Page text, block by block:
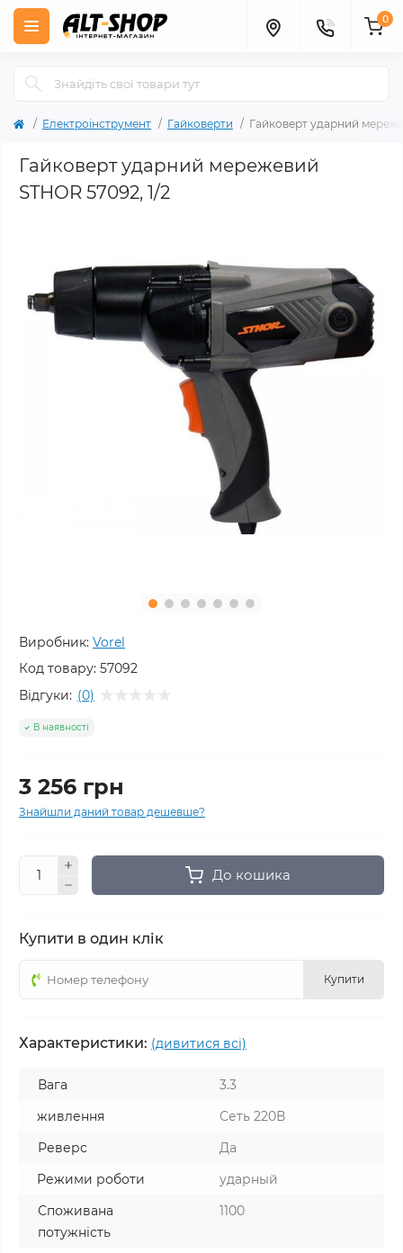
0
Електроінструмент Гайковерти Гайковерт ударний
Гайковерт ударний мережевий
STHOR 57092, 1/2
Виробник: Vorel
Код товару: 57092
Відгуки: (0)
В наявності
3 256 грн
Знайшли даний товар дешевше?
До кошика
Купити в один клік
Купити
Характеристики: (дивитися всі)
Вага
3.3
живлення
Сеть 220В
Реверс
Да
Режими роботи
ударный
Споживана
потужність
1100